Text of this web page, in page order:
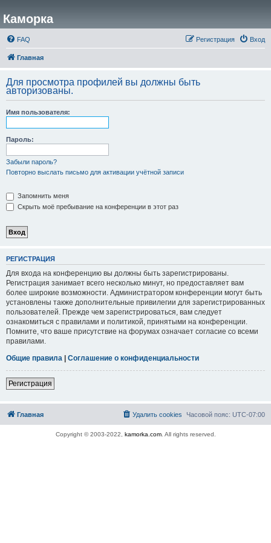
Каморка
FAQ Вход
Регистрация
Главная
Для просмотра профилей вы должны быть
авторизованы.
Имя пользователя:
Пароль:
Забыли пароль?
Повторно выслать письмо для активации учётной записи
Запомнить меня
Скрыть моё пребывание на конференции в этот раз
РЕГИСТРАЦИЯ
Для входа на конференцию вы должны быть зарегистрированы.
Регистрация занимает всего несколько минут, но предоставляет вам
более широкие возможности. Администратором конференции могут быть
установлены также дополнительные привилегии для зарегистрированных
пользователей. Прежде чем зарегистрироваться, вам следует
ознакомиться с правилами и политикой, принятыми на конференции.
Помните, что ваше присутствие на форумах означает согласие со всеми
правилами.
Общие правила | Соглашение о конфиденциальности
Регистрация
Главная Часовой пояс: UTC-07:00
Удалить cookies
Copyright © 2003-2022, kamorka.com. All rights reserved.